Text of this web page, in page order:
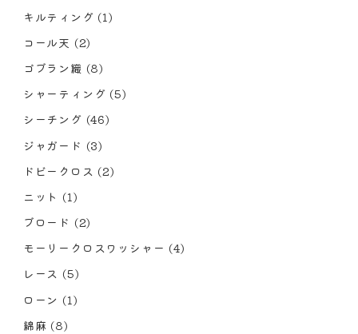
キルティング (1)
コール天 (2)
ゴブラン織 (8)
シャーティング (5)
シーチング (46)
ジャガード (3)
ドビークロス (2)
ニット (1)
ブロード (2)
モーリークロスワッシャー (4)
レース (5)
ローン (1)
綿麻 (8)